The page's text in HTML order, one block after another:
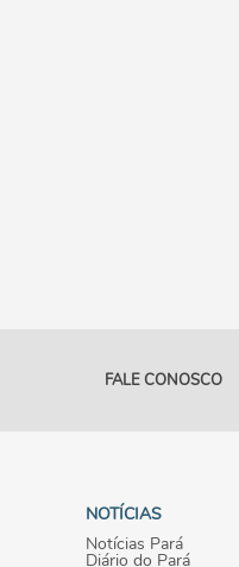
FALE CONOSCO
NOTÍCIAS
Notícias Pará
Diário do Pará